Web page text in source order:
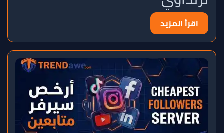
اقرأ المزيد